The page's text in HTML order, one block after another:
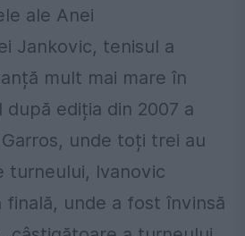
ale Anei
Jankovic, tenisul a
mult mai mare în
după ediția din 2007 a
unde toți trei au
turneului, Ivanovic
finală, unde a fost învinsă